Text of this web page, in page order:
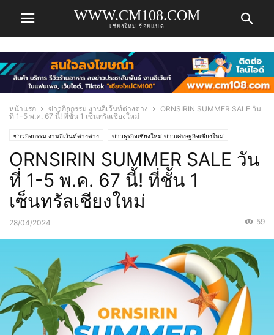
WWW.CM108.COM
เชียงใหม่ ร้อยแปด
หน้าแรก ข่าวกิจกรรม งานอีเว้นท์ต่างต่าง
ORNSIRIN SUMMER SALE วัน
ที่ 1-5 พ.ค. 67 นี้! ที่ชั้น 1 เซ็นทรัลเชียงใหม่
ข่าวกิจกรรม งานอีเว้นท์ต่างต่าง ข่าวธุรกิจเชียงใหม่ ข่าวเศรษฐกิจเชียงใหม่
ORNSIRIN SUMMER SALE วัน
ที่ 1-5 พ.ค. 67 นี้! ที่ชั้น 1
เซ็นทรัลเชียงใหม่
28/04/2024 59